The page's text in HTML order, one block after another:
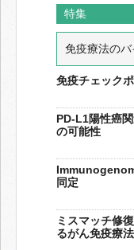
特集
免疫療法の
免疫チェック
PD-L1陽性癌
の可能性
同定
ミスマッチ修
るがん免疫療